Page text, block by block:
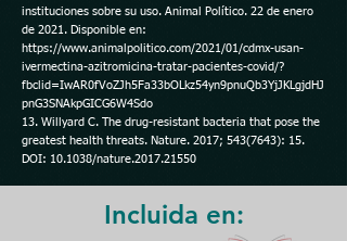
instituciones sobre su uso. Animal Político. 22 de enero
de 2021. Disponible en:
https://www.animalpolitico.com/2021/01/cdmx-usan-
ivermectina-azitromicina-tratar-pacientes-covid/?
fbclid=IwAR0fVoZJh5Fa33bOLkz54yn9pnuQb3YjJKLgjdHJ
pnG3SNAkpGICG6W4Sdo
13. Willyard C. The drug-resistant bacteria that pose the
greatest health threats. Nature. 2017; 543(7643): 15.
DOI: 10.1038/nature.2017.21550
Incluida en: